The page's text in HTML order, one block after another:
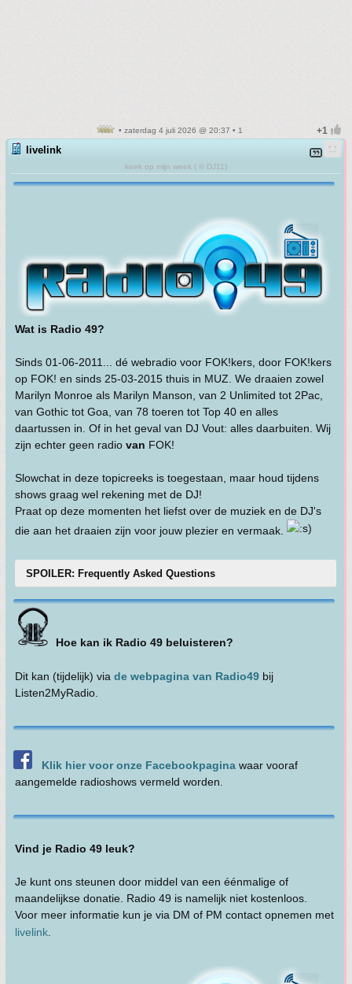
• zaterdag 4 juli 2026 @ 20:37 • 1
livelink
keek op mijn week ( © DJ11)
Wat is Radio 49?
Sinds 01-06-2011... dé webradio voor FOK!kers, door FOK!kers
op FOK! en sinds 25-03-2015 thuis in MUZ. We draaien zowel
Marilyn Monroe als Marilyn Manson, van 2 Unlimited tot 2Pac,
van Gothic tot Goa, van 78 toeren tot Top 40 en alles
daartussen in. Of in het geval van DJ Vout: alles daarbuiten. Wij
zijn echter geen radio van FOK!
Slowchat in deze topicreeks is toegestaan, maar houd tijdens
shows graag wel rekening met de DJ!
Praat op deze momenten het liefst over de muziek en de DJ's
die aan het draaien zijn voor jouw plezier en vermaak.
SPOILER: Frequently Asked Questions
Hoe kan ik Radio 49 beluisteren?
Dit kan (tijdelijk) via de webpagina van Radio49 bij
Listen2MyRadio.
Klik hier voor onze Facebookpagina waar vooraf
aangemelde radioshows vermeld worden.
Vind je Radio 49 leuk?
Je kunt ons steunen door middel van een éénmalige of
maandelijkse donatie. Radio 49 is namelijk niet kostenloos.
Voor meer informatie kun je via DM of PM contact opnemen met
livelink